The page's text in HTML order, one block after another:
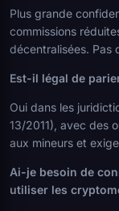
Plus grande
commissions
décentralisées. Pas
Est-il légal de
Oui dans les
13/2011), avec des
aux mineurs et
Ai-je besoin de
utiliser les